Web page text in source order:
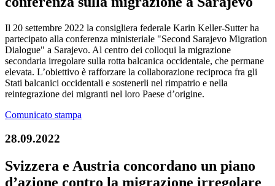
Il 20 settembre 2022 la consigliera federale Karin Keller-Sutter ha
partecipato alla conferenza ministeriale "Second Sarajevo Migration
Dialogue" a Sarajevo. Al centro dei colloqui la migrazione
secondaria irregolare sulla rotta balcanica occidentale, che permane
elevata. L’obiettivo è rafforzare la collaborazione reciproca fra gli
Stati balcanici occidentali e sostenerli nel rimpatrio e nella
reintegrazione dei migranti nel loro Paese d’origine.
Comunicato stampa
28.09.2022
Svizzera e Austria concordano un piano
d’azione contro la migrazione irregolare